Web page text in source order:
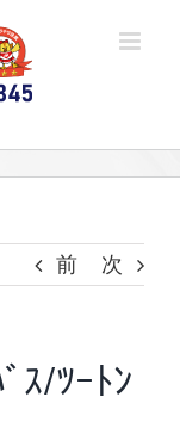
前 次
ｽ/ﾂｰﾄﾝ